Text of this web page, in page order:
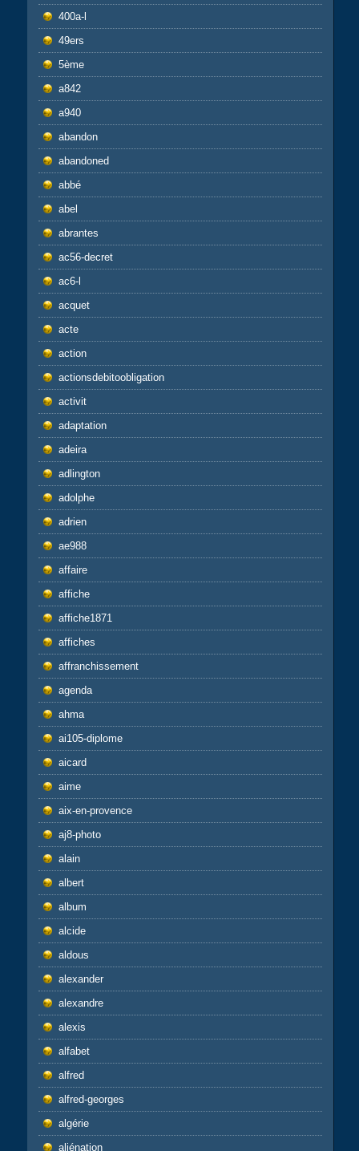
400a-l
49ers
5ème
a842
a940
abandon
abandoned
abbé
abel
abrantes
ac56-decret
ac6-l
acquet
acte
action
actionsdebitoobligation
activit
adaptation
adeira
adlington
adolphe
adrien
ae988
affaire
affiche
affiche1871
affiches
affranchissement
agenda
ahma
ai105-diplome
aicard
aime
aix-en-provence
aj8-photo
alain
albert
album
alcide
aldous
alexander
alexandre
alexis
alfabet
alfred
alfred-georges
algérie
aliénation